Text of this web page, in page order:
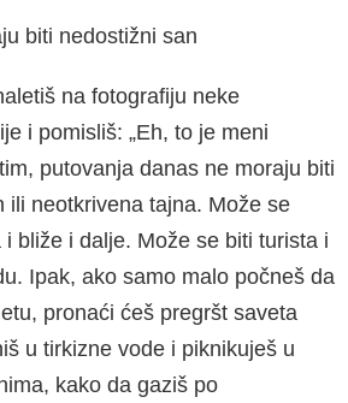
biti nedostižni san
na fotografiju neke
i pomisliš: „Eh, to je meni
putovanja danas ne moraju biti
ili neotkrivena tajna. Može se
bliže i dalje. Može se biti turista i
Ipak, ako samo malo počneš da
pronaći ćeš pregršt saveta
u tirkizne vode i piknikuješ u
kako da gaziš po